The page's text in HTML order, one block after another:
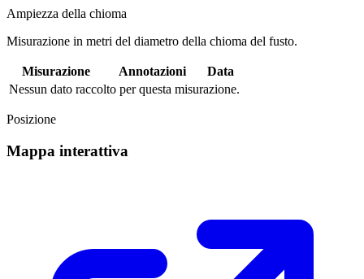
Ampiezza della chioma
Misurazione in metri del diametro della chioma del fusto.
Misurazione Annotazioni
Data
Nessun dato raccolto per questa misurazione.
Posizione
Mappa interattiva